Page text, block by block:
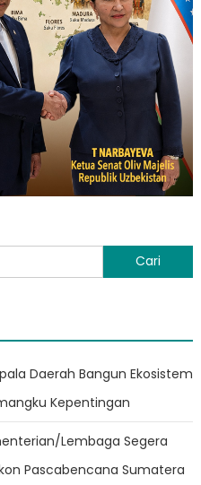
Daerah Bangun Ekosistem
Kepentingan
Lembaga Segera
Pascabencana Sumatera